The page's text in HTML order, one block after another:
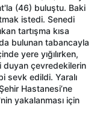
(46) buluştu. Baki
istedi. Senedi
tartışma kısa
bulunan tabancayla
yere yığılırken,
duyan çevredekilerin
sevk edildi. Yaralı
Hastanesi’ne
yakalanması için